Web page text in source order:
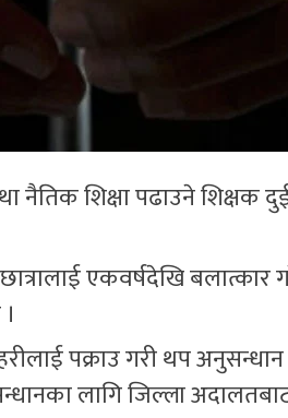
नैतिक शिक्षा पढाउने शिक्षक
एकवर्षदेखि
पक्राउ गरी थप
लागि जिल्ला